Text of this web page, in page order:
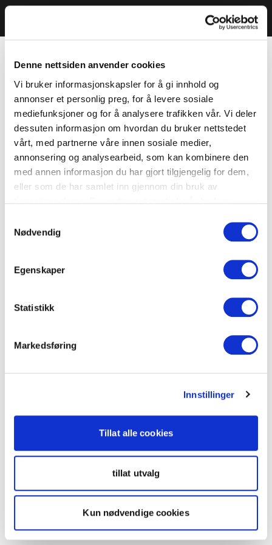
Denne nettsiden anvender cookies
Vi bruker informasjonskapsler for å gi innhold og
annonser et personlig preg, for å levere sosiale
mediefunksjoner og for å analysere trafikken vår. Vi deler
dessuten informasjon om hvordan du bruker nettstedet
vårt, med partnerne våre innen sosiale medier,
annonsering og analysearbeid, som kan kombinere den
med annen informasjon du har gjort tilgjengelig for dem,
eller som de har samlet inn gjennom din bruk av
Nødvendig
Egenskaper
Statistikk
Markedsføring
Innstillinger
Tillat alle cookies
tillat utvalg
Kun nødvendige cookies